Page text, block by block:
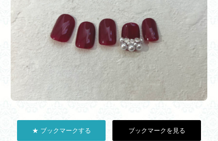
★ ブックマークする ブックマークを見る